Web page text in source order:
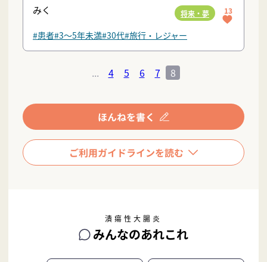
みく
将来・夢 13
#患者#3〜5年未満#30代#旅行・レジャー
... 4 5 6 7 8
潰瘍性大腸炎
みんなのあれこれ